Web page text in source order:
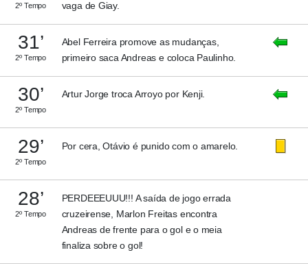
2º Tempo
vaga de Giay.
31’
2º Tempo
Abel Ferreira promove as mudanças,
primeiro saca Andreas e coloca Paulinho.
30’
2º Tempo
Artur Jorge troca Arroyo por Kenji.
29’
2º Tempo
Por cera, Otávio é punido com o amarelo.
28’
2º Tempo
PERDEEEUUU!!! A saída de jogo errada
cruzeirense, Marlon Freitas encontra
Andreas de frente para o gol e o meia
finaliza sobre o gol!